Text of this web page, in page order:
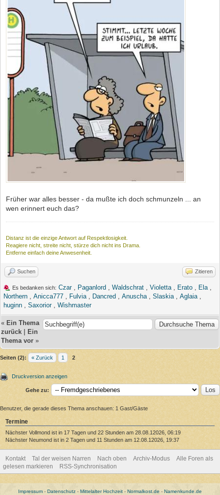
Früher war alles besser - da mußte ich doch schmunzeln ... an
wen erinnert euch das?
Distanz ist die einzige Antwort auf Respektlosigkeit.
Reagiere nicht, streite nicht, stürze dich nicht ins Drama.
Entferne einfach deine Anwesenheit.
Suchen Zitieren
Es bedanken sich: Czar, Paganlord , Waldschrat , Violetta, Erato , Ela,
Northern , Anicca777 , Fulvia, Dancred , Anuscha, Slaskia, Aglaia,
huginn , Saxorior, Wishmaster
« Ein Thema
zurück
Ein
Thema vor »
Seiten (2): « Zurück 1 2
Druckversion anzeigen
Gehe zu:
Benutzer, die gerade dieses Thema anschauen: 1 Gast/Gäste
Termine
Nächster Vollmond ist in 17 Tagen und 22 Stunden am 28.08.12026, 06:19
Nächster Neumond ist in 2 Tagen und 11 Stunden am 12.08.12026, 19:37
Kontakt Tal der weisen Narren Nach oben Archiv-Modus
Alle Foren als
gelesen markieren
RSS-Synchronisation
Impressum - Datenschutz - Mittelalter Hochzeit - Normalkost.de - Namenkunde.de